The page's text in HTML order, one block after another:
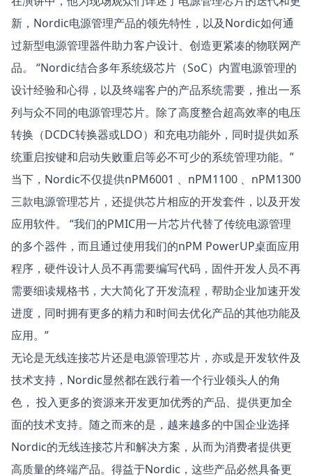
新，Nordic电源管理产品的领先特性，以及Nordic如何通
过新型电源管理器件助力客户设计、创造更紧凑的物联网产
品。 “Nordic结合多年系统级芯片（SoC）内置电源管理的
设计经验和心得，以及终端客户的产品系统需要，推出一系
列与众不同的电源管理芯片。除了高度整合超高效率的电压
转换（DCDC转换器或LDO）和充电功能外，同时提供如系
统重启按键和启动失败重启等必不可少的系统管理功能。”
当下，Nordic不仅提供nPM6001 、nPM1100 、nPM1300
三款电源管理芯片，还提供芯片相应的开发套件，以及开发
应用软件。 “我们的PMIC用一片芯片代替了传统电源管理
的多个器件，而且通过使用我们的nPM PowerUP桌面应用
程序，硬件设计人员不再需要编写代码，固件开发人员不再
需要细读规格书，大大简化了开发流程，帮助企业加速开发
进度，同时拥有更多的精力和时间去优化产品的其他功能及
应用。”
无论是无线连接芯片还是电源管理芯片，亦或是开发软件及
技术支持，Nordic显然都在践行着一个行业领头人的角
色， 投入更多的资源来开发更加优秀的产品、提供更加全
面的技术支持。随之而来的是，越来越多的中国企业选择
Nordic的无线连接芯片和解决方案，从而为消费者提供更
高质量的终端产品。得益于Nordic，这些产品必然具备更